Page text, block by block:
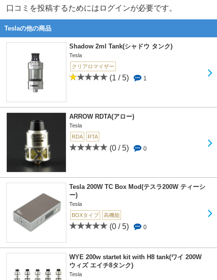
口コミを投稿するためにはログインが必要です。
Teslaの他の商品
Shadow 2ml Tank(シャドウ タンク)
Tesla
クリアロマイザー
(1 / 5) 1
ARROW RDTA(アロー)
Tesla
RDA
RTA
(0 / 5) 0
Tesla 200W TC Box Mod(テスラ200W ティーシ
ー)
Tesla
BOXタイプ
高機能
(0 / 5) 0
WYE 200w startet kit with H8 tank(ワイ 200W
ウィズ エイチ8タンク)
Tesla